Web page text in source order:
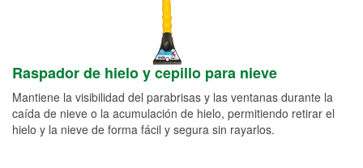
Raspador de hielo y cepillo para nieve
Mantiene la visibilidad del parabrisas y las ventanas durante la
caída de nieve o la acumulación de hielo, permitiendo retirar el
hielo y la nieve de forma fácil y segura sin rayarlos.